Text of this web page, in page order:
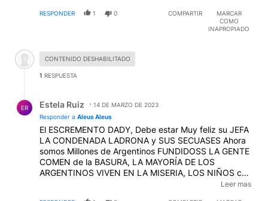
éstas se hacen los distraídos .
RESPONDER 1 0 COMPARTIR
MARCAR
COMO
INAPROPIADO
Comentario desactivado.
CONTENIDO DESHABILITADO
1 RESPUESTA
ER Estela Ruiz
14 DE MARZO DE 2023
Responder a Aleus Aleus
El ESCREMENTO DADY, Debe estar Muy feliz su JEFA
LA CONDENADA LADRONA y SUS SECUASES Ahora
somos Millones de Argentinos FUNDIDOSS LA GENTE
COMEN de la BASURA, LA MAYORÍA DE LOS
ARGENTINOS VIVEN EN LA MISERIA, LOS NIÑOS con
Leer mas